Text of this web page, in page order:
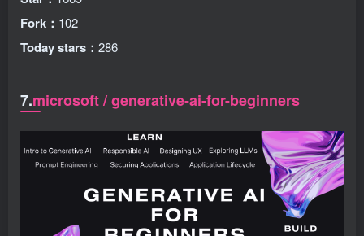
Fork： 102
Today stars： 286
7.microsoft / generative-ai-for-beginners